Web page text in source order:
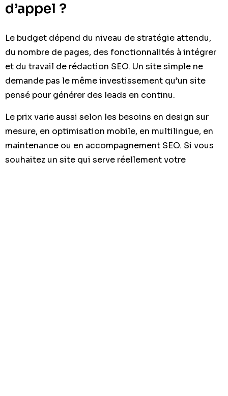
d’appel ?
Le budget dépend du niveau de stratégie attendu,
du nombre de pages, des fonctionnalités à intégrer
et du travail de rédaction SEO. Un site simple ne
demande pas le même investissement qu’un site
pensé pour générer des leads en continu.
Le prix varie aussi selon les besoins en design sur
mesure, en optimisation mobile, en multilingue, en
maintenance ou en accompagnement SEO. Si vous
souhaitez un site qui serve réellement votre